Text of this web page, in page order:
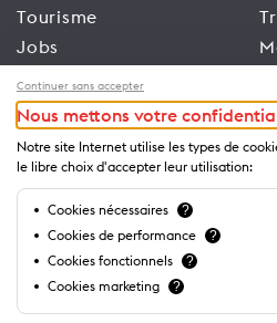
Tourisme
Jobs
Allgemeine
Nutzungsbedingungen
der Website
Datenschutzrichtlinien
Business
Continuer sans accepter
Nous mettons votre
Notre site Internet utilise les types de
le libre choix d'accepter leur utilisation:
Cookies nécessaires ?
Cookies de performance ?
Cookies fonctionnels ?
Cookies marketing ?